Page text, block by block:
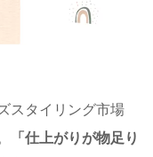
スタイリング市場
「仕上がりが物足り